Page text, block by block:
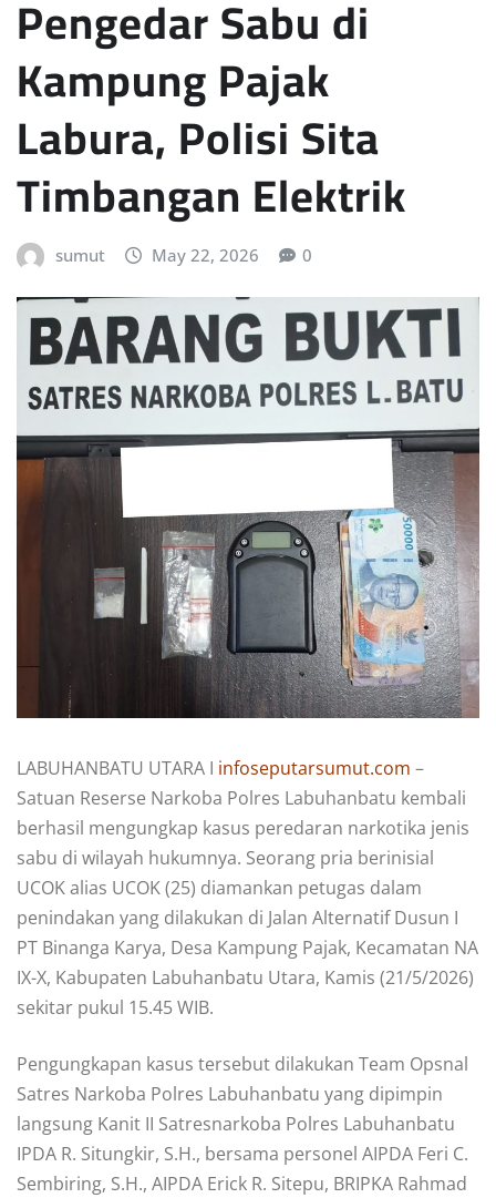
Pengedar Sabu di
Kampung Pajak
Labura, Polisi Sita
Timbangan Elektrik
sumut May 22, 2026 0
LABUHANBATU UTARA I infoseputarsumut.com –
Satuan Reserse Narkoba Polres Labuhanbatu kembali
berhasil mengungkap kasus peredaran narkotika jenis
sabu di wilayah hukumnya. Seorang pria berinisial
UCOK alias UCOK (25) diamankan petugas dalam
penindakan yang dilakukan di Jalan Alternatif Dusun I
PT Binanga Karya, Desa Kampung Pajak, Kecamatan NA
IX-X, Kabupaten Labuhanbatu Utara, Kamis (21/5/2026)
sekitar pukul 15.45 WIB.
Pengungkapan kasus tersebut dilakukan Team Opsnal
Satres Narkoba Polres Labuhanbatu yang dipimpin
langsung Kanit II Satresnarkoba Polres Labuhanbatu
IPDA R. Situngkir, S.H., bersama personel AIPDA Feri C.
Sembiring, S.H., AIPDA Erick R. Sitepu, BRIPKA Rahmad